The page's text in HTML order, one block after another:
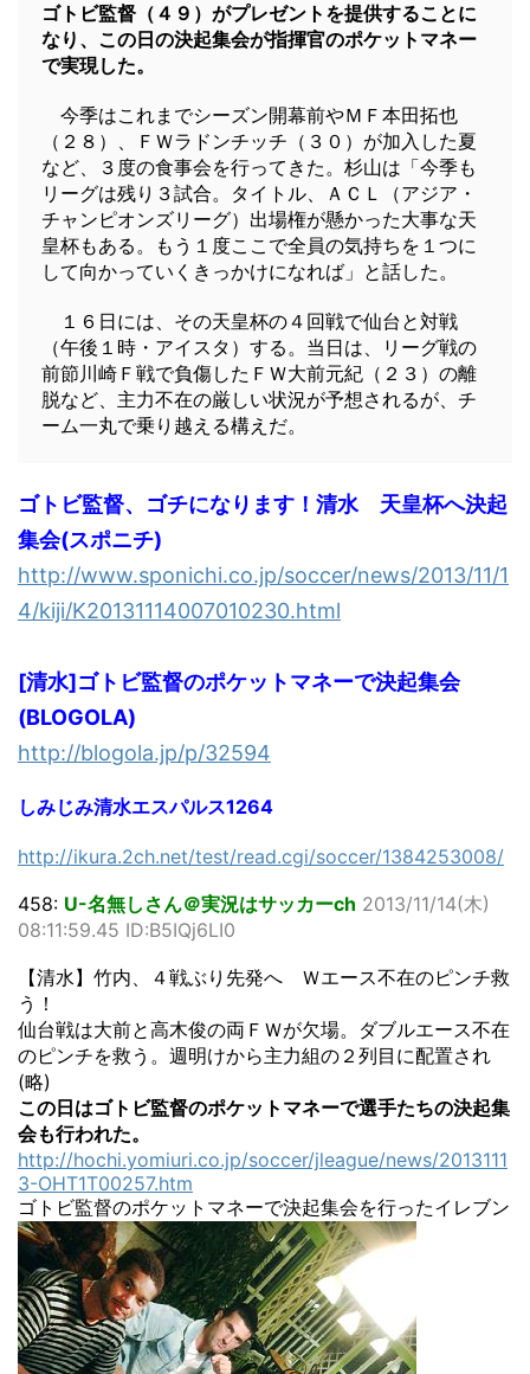
ゴトビ監督（４９）がプレゼントを提供することに
なり、この日の決起集会が指揮官のポケットマネー
で実現した。
今季はこれまでシーズン開幕前やＭＦ本田拓也
（２８）、ＦＷラドンチッチ（３０）が加入した夏
など、３度の食事会を行ってきた。杉山は「今季も
リーグは残り３試合。タイトル、ＡＣＬ（アジア・
チャンピオンズリーグ）出場権が懸かった大事な天
皇杯もある。もう１度ここで全員の気持ちを１つに
して向かっていくきっかけになれば」と話した。
１６日には、その天皇杯の４回戦で仙台と対戦
（午後１時・アイスタ）する。当日は、リーグ戦の
前節川崎Ｆ戦で負傷したＦＷ大前元紀（２３）の離
脱など、主力不在の厳しい状況が予想されるが、チ
ーム一丸で乗り越える構えだ。
ゴトビ監督、ゴチになります！清水 天皇杯へ決起
集会(スポニチ)
http://www.sponichi.co.jp/soccer/news/2013/11/1
4/kiji/K20131114007010230.html
[清水]ゴトビ監督のポケットマネーで決起集会
(BLOGOLA)
http://blogola.jp/p/32594
しみじみ清水エスパルス1264
http://ikura.2ch.net/test/read.cgi/soccer/1384253008/
458: U-名無しさん＠実況はサッカーch 2013/11/14(木)
08:11:59.45 ID:B5IQj6LI0
【清水】竹内、４戦ぶり先発へ Ｗエース不在のピンチ救
う！
仙台戦は大前と高木俊の両ＦＷが欠場。ダブルエース不在
のピンチを救う。週明けから主力組の２列目に配置され
(略)
この日はゴトビ監督のポケットマネーで選手たちの決起集
会も行われた。
http://hochi.yomiuri.co.jp/soccer/jleague/news/2013111
3-OHT1T00257.htm
ゴトビ監督のポケットマネーで決起集会を行ったイレブン